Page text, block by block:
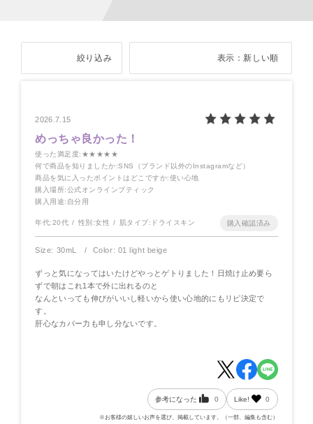
絞り込み 表示：新しい順
2026.7.15
めっちゃ良かった！
使った満足度:★★★★★
何で商品を知りましたか:SNS（ブランド以外のInstagramなど）
商品を気に入ったポイントはどこですか:使い心地
購入場所:公式オンラインブティック
購入用途:自分用
年代:20代 性別:女性 肌タイプ: ドライスキン
Size: 30mL Color: 01 light beige
ずっと気になってはいたけどやっとゲトりました！日焼け止め要ら
ずで朝はこれ1本で外に出れるのと
なんといっても伸びがいいし軽いから使い心地的にもリピ決定で
す。
肝心なカバー力も申し分ないです。
参考になった 0 Like! 0
※お客様の嬉しいお声を選び、掲載しています。（一部、編集も含む）